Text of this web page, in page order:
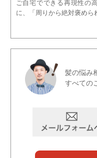
ご自宅でできる再現性の
に、「周りから絶対褒めら
髪の悩み
すべての